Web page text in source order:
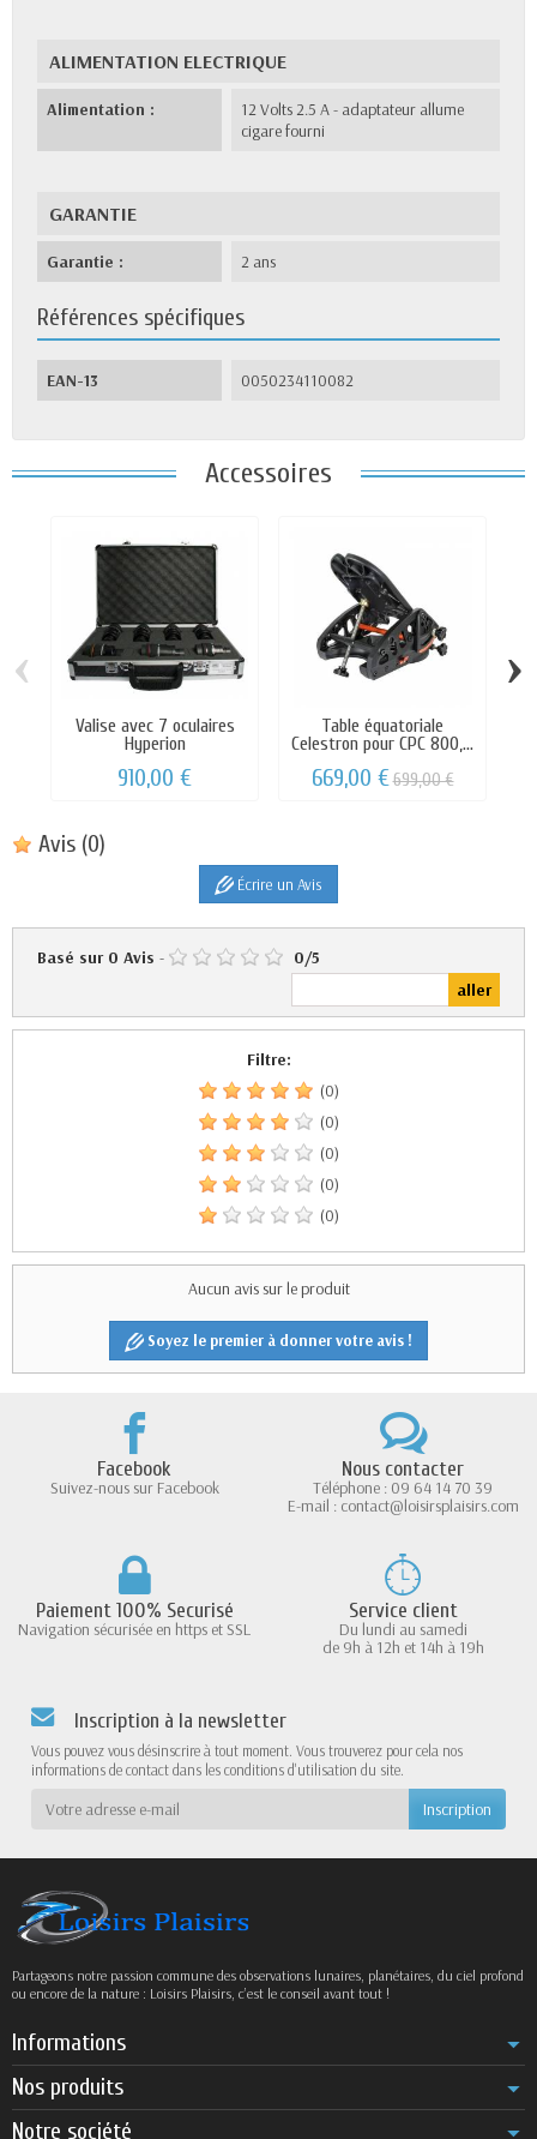
ALIMENTATION ELECTRIQUE
Alimentation :
12 Volts 2.5 A - adaptateur allume
cigare fourni
GARANTIE
Garantie : 2 ans
Références spécifiques
EAN-13 0050234110082
Accessoires
Valise avec 7 oculaires
Hyperion
910,00 €
Table équatoriale
Celestron pour CPC 800,...
669,00 €699,00 €
‹ ›
Avis (0)
Écrire un Avis
Basé sur 0 Avis - 0/5
Filtre:
(0)
(0)
(0)
(0)
(0)
Aucun avis sur le produit
Soyez le premier à donner votre avis !
Facebook
Suivez-nous sur Facebook
Nous contacter
Téléphone : 09 64 14 70 39
E-mail : contact@loisirsplaisirs.com
Paiement 100% Securisé
Navigation sécurisée en https et SSL
Service client
Du lundi au samedi
de 9h à 12h et 14h à 19h
Inscription à la newsletter
Vous pouvez vous désinscrire à tout moment. Vous trouverez pour cela nos
informations de contact dans les conditions d'utilisation du site.
Partageons notre passion commune des observations lunaires, planétaires, du ciel profond
ou encore de la nature : Loisirs Plaisirs, c’est le conseil avant tout !
Informations
Nos produits
Notre société